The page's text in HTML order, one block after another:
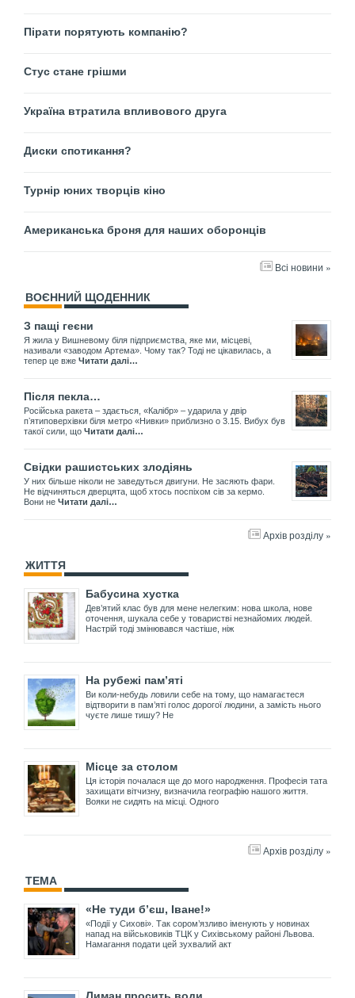
Пірати порятують компанію?
Стус стане грішми
Україна втратила впливового друга
Диски спотикання?
Турнір юних творців кіно
Американська броня для наших оборонців
Всі новини »
ВОЄННИЙ ЩОДЕННИК
З пащі геєни
Я жила у Вишневому біля підприємства, яке ми, місцеві,
називали «заводом Артема». Чому так? Тоді не цікавилась, а
тепер це вже Читати далі…
Після пекла…
Російська ракета – здається, «Калібр» – ударила у двір
пʼятиповерхівки біля метро «Нивки» приблизно о 3.15. Вибух був
такої сили, що Читати далі…
Свідки рашистських злодіянь
У них більше ніколи не заведуться двигуни. Не засяють фари.
Не відчиняться дверцята, щоб хтось поспіхом сів за кермо.
Вони не Читати далі…
Архів розділу »
ЖИТТЯ
Бабусина хустка
Дев’ятий клас був для мене нелегким: нова школа, нове
оточення, шукала себе у товаристві незнайомих людей.
Настрій тоді змінювався частіше, ніж
На рубежі пам’яті
Ви коли-небудь ловили себе на тому, що намагаєтеся
відтворити в пам’яті голос дорогої людини, а замість нього
чуєте лише тишу? Не
Місце за столом
Ця історія почалася ще до мого народження. Професія тата
захищати вітчизну, визначила географію нашого життя.
Вояки не сидять на місці. Одного
Архів розділу »
ТЕМА
«Не туди б’єш, Іване!»
«Події у Сихові». Так сором’язливо іменують у новинах
напад на військовиків ТЦК у Сихівському районі Львова.
Намагання подати цей зухвалий акт